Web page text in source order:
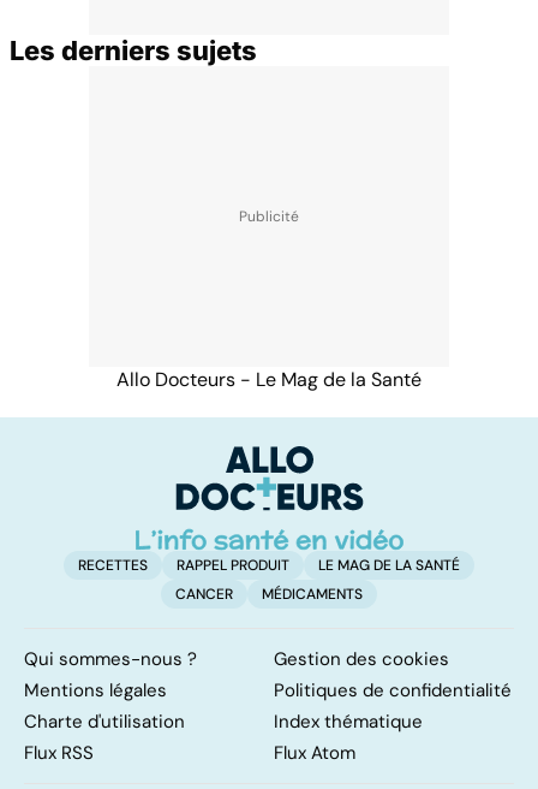
Les derniers sujets
Allo Docteurs - Le Mag de la Santé
RECETTES RAPPEL PRODUIT
LE MAG DE LA SANTÉ
CANCER
MÉDICAMENTS
Qui sommes-nous ?
Gestion des cookies
Mentions légales
Politiques de confidentialité
Charte d'utilisation
Index thématique
Flux RSS
Flux Atom